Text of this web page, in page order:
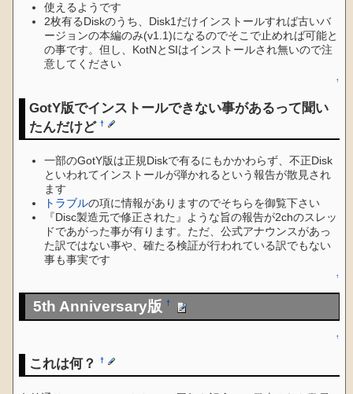
使えるようです
2枚有るDiskのうち、Disk1だけインストールすれば古いバ
ージョンの本編のみ(v1.1)になるのでそこで止めれば可能と
の事です。但し、KotNとSIはインストールされ無いので注
意してください
↑
GotY版でインストールできない事があるって聞い
たんだけど†
一部のGotY版は正規Diskで有るにもかかわらず、不正Disk
といわれてインストールが弾かれるという報告が散見され
ます
トラブルの項に情報がありますのでそちらを御覧下さい
『Disc製造元で修正された』ような旨の報告が2chのスレッ
ドであがった事が有ります。ただ、公式アナウンスがあっ
た訳ではない事や、確たる検証が行われている訳でもない
事も事実です
↑
5th Anniversary版†
↑
これは何？†